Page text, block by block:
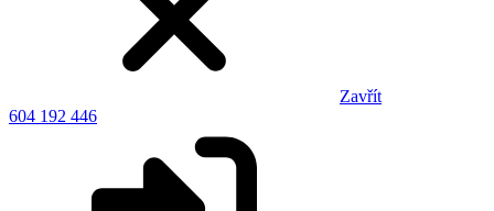
Zavřít
604 192 446